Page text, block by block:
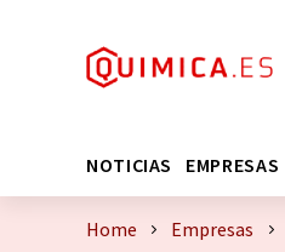
NOTICIAS EMPRESAS
Home Empresas